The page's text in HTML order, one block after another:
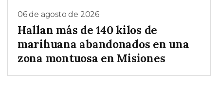
06 de agosto de 2026
Hallan más de 140 kilos de
marihuana abandonados en una
zona montuosa en Misiones